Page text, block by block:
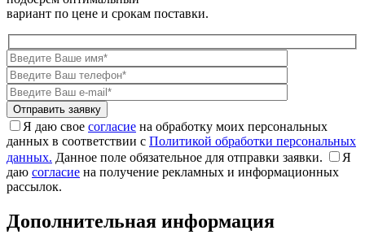
вариант по цене и срокам поставки.
Я даю свое согласие на обработку моих персональных
данных в соответствии с Политикой обработки персональных
данных. Данное поле обязательное для отправки заявки.
Я
даю согласие на получение рекламных и информационных
рассылок.
Дополнительная информация